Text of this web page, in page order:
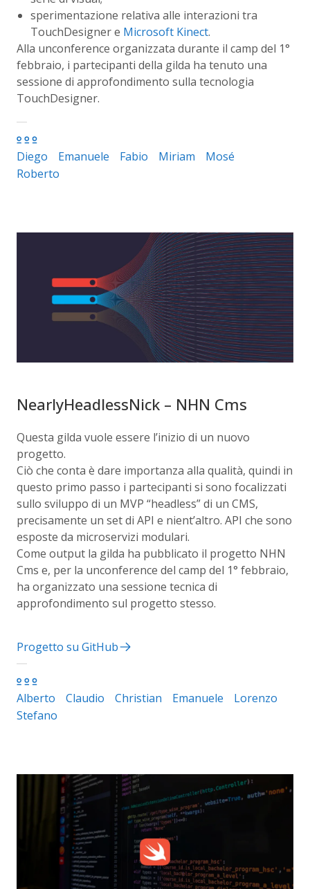
sperimentazione relativa alle interazioni tra
TouchDesigner e Microsoft Kinect.
Alla unconference organizzata durante il camp del 1°
febbraio, i partecipanti della gilda ha tenuto una
sessione di approfondimento sulla tecnologia
TouchDesigner.
Diego Emanuele Fabio Miriam
Mosé
Roberto
NearlyHeadlessNick – NHN Cms
Questa gilda vuole essere l’inizio di un nuovo
progetto.
Ciò che conta è dare importanza alla qualità, quindi in
questo primo passo i partecipanti si sono focalizzati
sullo sviluppo di un MVP “headless” di un CMS,
precisamente un set di API e nient’altro. API che sono
esposte da microservizi modulari.
Come output la gilda ha pubblicato il progetto NHN
Cms e, per la unconference del camp del 1° febbraio,
ha organizzato una sessione tecnica di
approfondimento sul progetto stesso.
Progetto su GitHub
Alberto Claudio Christian Emanuele
Lorenzo
Stefano